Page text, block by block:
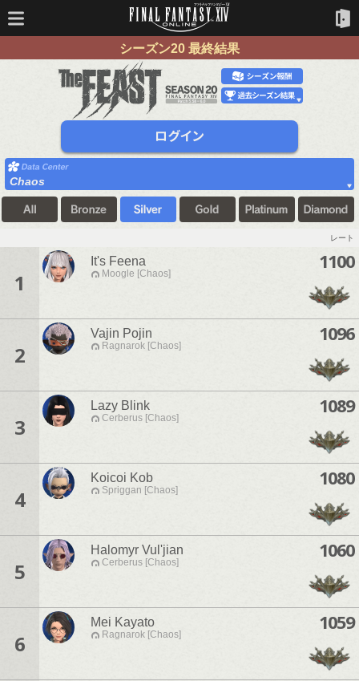
シーズン20 最終結果
Chaos
レート
1
It's Feena
Moogle [Chaos]
1100
2
Vajin Pojin
Ragnarok [Chaos]
1096
3
Lazy Blink
Cerberus [Chaos]
1089
4
Koicoi Kob
Spriggan [Chaos]
1080
5
Halomyr Vul'jian
Cerberus [Chaos]
1060
6
Mei Kayato
Ragnarok [Chaos]
1059